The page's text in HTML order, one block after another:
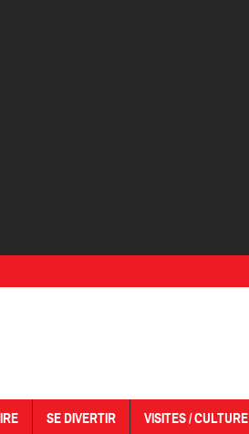
SE DIVERTIR VISITES / CULTURE